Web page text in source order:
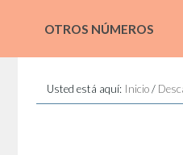
OTROS NÚMEROS
Usted está aquí: Inicio /